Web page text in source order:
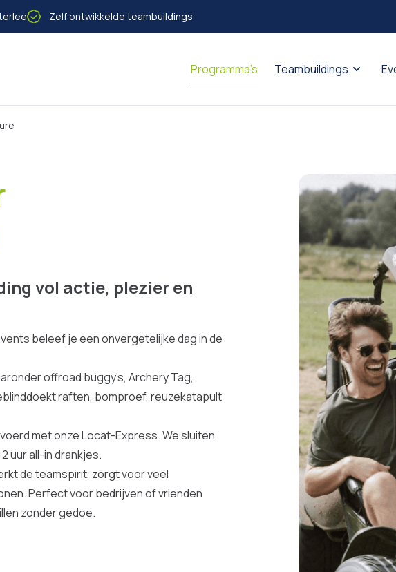
Programma’s Teambuildings
Zelf ontwikkelde teambuildings
vol actie, plezier en
beleef je een onvergetelijke dag in de
offroad buggy’s, Archery Tag,
raften, bomproef, reuzekatapult
met onze Locat-Express. We sluiten
uur all-in drankjes.
de teamspirit, zorgt voor veel
Perfect voor bedrijven of vrienden
zonder gedoe.